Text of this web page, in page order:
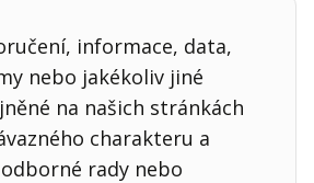
informace, data,
nebo jakékoliv jiné
na našich stránkách
charakteru a
rady nebo